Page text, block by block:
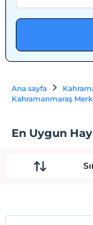
Ana sayfa
Kahramanmaraş
En Uygun